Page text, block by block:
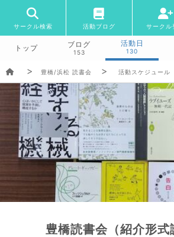
サークル検索 活動ブログ サークル
トップ ブログ
153
活動日
130
豊橋/浜松 読書会 活動スケジュール
豊橋読書会（紹介形式